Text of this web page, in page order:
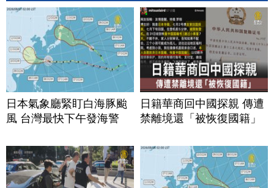
日本氣象廳緊盯白海豚颱
風 台灣最快下午發海警
日籍華商回中國探親 傳遭
禁離境還「被恢復國籍」